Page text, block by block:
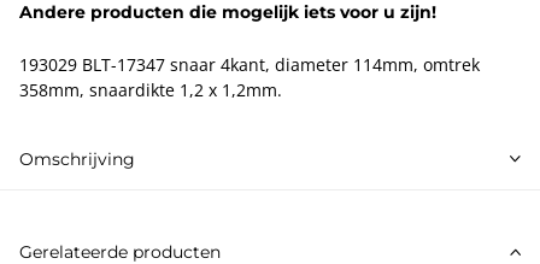
Andere producten die mogelijk iets voor u zijn!
193029 BLT-17347 snaar 4kant, diameter 114mm, omtrek
358mm, snaardikte 1,2 x 1,2mm.
Omschrijving
Gerelateerde producten